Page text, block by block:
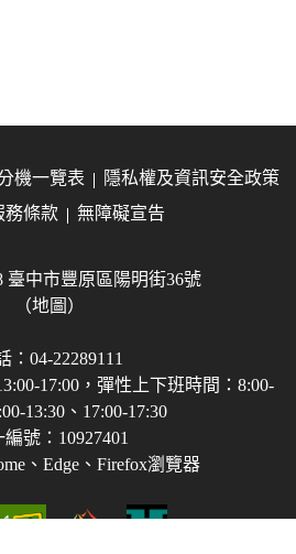
機一覽表
隱私權及資訊安全政策
務條款
無障礙宣告
臺中市豐原區陽明街36號
（地圖）
：04-22289111
17:00，彈性上下班時間：8:00-
13:30、17:00-17:30
號：10927401
、Edge、Firefox瀏覽器